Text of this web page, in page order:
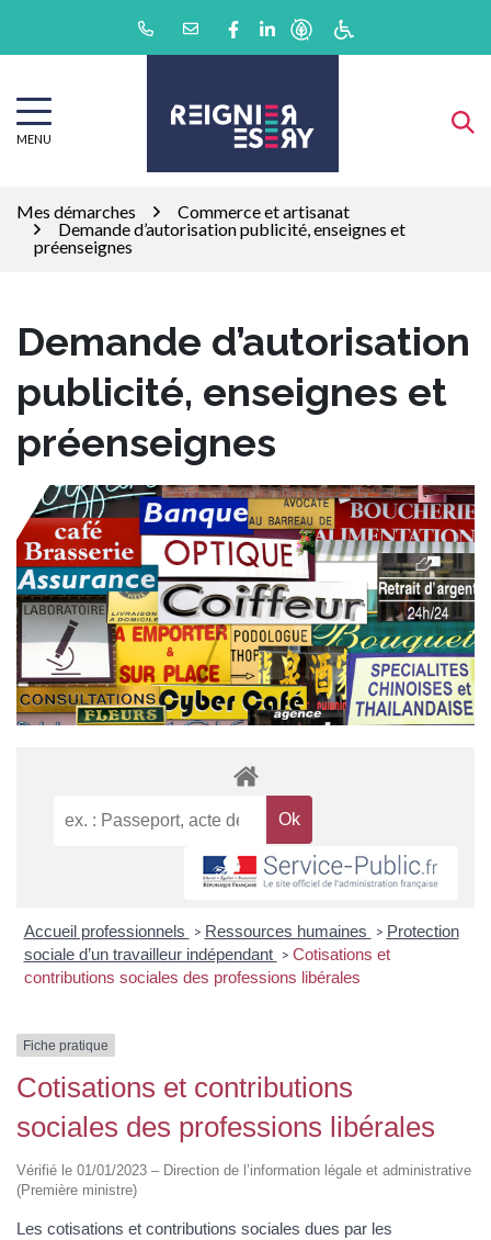
Lien vers le compte Facebook
Lien vers le compte Linkedin
MENU
Mes démarches
Commerce et artisanat
Demande d’autorisation publicité, enseignes et
préenseignes
Demande d’autorisation
publicité, enseignes et
préenseignes
Accueil professionnels > Ressources humaines > Protection
sociale d’un travailleur indépendant > Cotisations et
contributions sociales des professions libérales
Fiche pratique
Cotisations et contributions
sociales des professions libérales
Vérifié le 01/01/2023 – Direction de l’information légale et administrative
(Première ministre)
Les cotisations et contributions sociales dues par les